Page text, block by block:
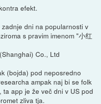
efekt.
dni na popularnosti v
s pravim imenom "小红
Co., Ltd
(bojda) pod neposredno
ampak naj bi se folk
app je že več dni v US pod
zliva tja.